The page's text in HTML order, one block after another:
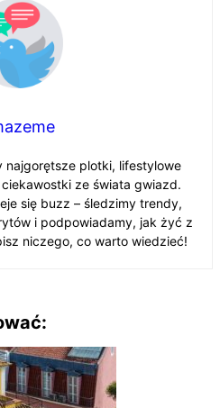
najgorętsze plotki, lifestylowe
ze świata gwiazd.
się buzz – śledzimy trendy,
i podpowiadamy, jak żyć z
niczego, co warto wiedzieć!